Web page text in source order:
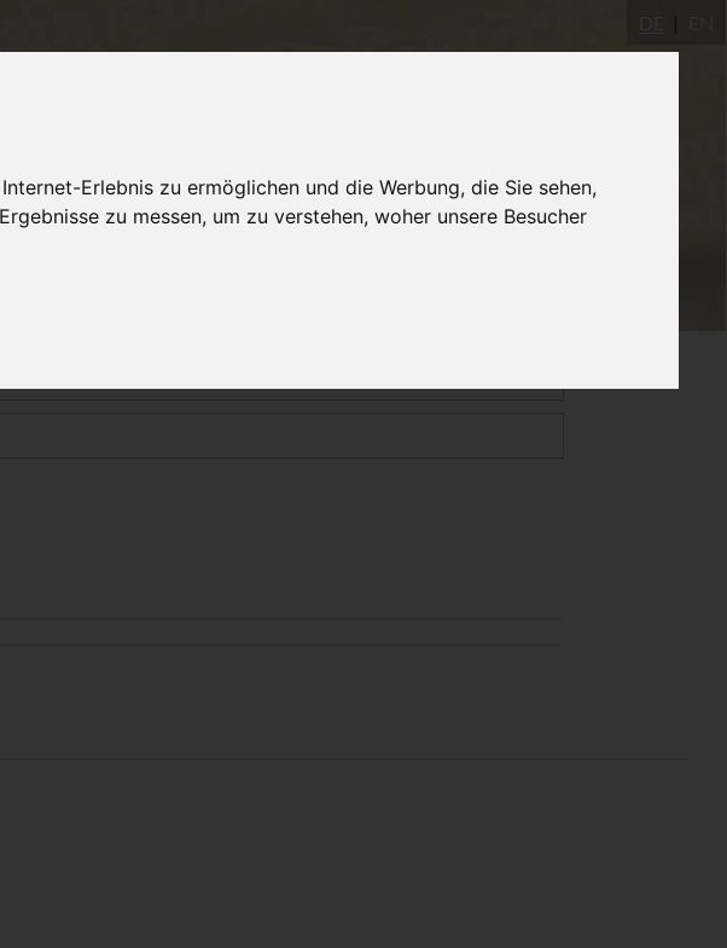
Erlebnis zu ermöglichen und die Werbung, die Sie sehen,
zu messen, um zu verstehen, woher unsere Besucher
DE